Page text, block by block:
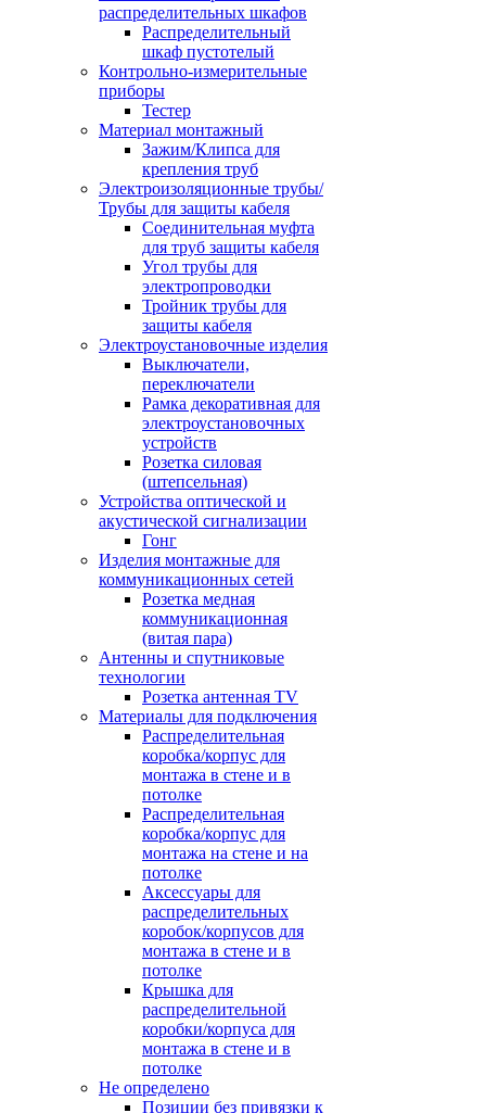
распределительных шкафов
Распределительный
шкаф пустотелый
Контрольно-измерительные
приборы
Тестер
Материал монтажный
Зажим/Клипса для
крепления труб
Электроизоляционные трубы/
Трубы для защиты кабеля
Соединительная муфта
для труб защиты кабеля
Угол трубы для
электропроводки
Тройник трубы для
защиты кабеля
Электроустановочные изделия
Выключатели,
переключатели
Рамка декоративная для
электроустановочных
устройств
Розетка силовая
(штепсельная)
Устройства оптической и
акустической сигнализации
Гонг
Изделия монтажные для
коммуникационных сетей
Розетка медная
коммуникационная
(витая пара)
Антенны и спутниковые
технологии
Розетка антенная TV
Материалы для подключения
Распределительная
коробка/корпус для
монтажа в стене и в
потолке
Распределительная
коробка/корпус для
монтажа на стене и на
потолке
Аксессуары для
распределительных
коробок/корпусов для
монтажа в стене и в
потолке
Крышка для
распределительной
коробки/корпуса для
монтажа в стене и в
потолке
Не определено
Позиции без привязки к